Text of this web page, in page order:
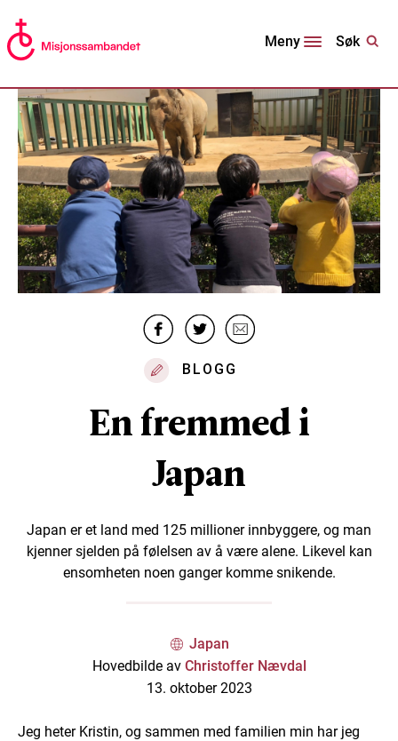
Meny Søk
BLOGG
En fremmed i
Japan
Japan er et land med 125 millioner innbyggere, og man
kjenner sjelden på følelsen av å være alene. Likevel kan
ensomheten noen ganger komme snikende.
Japan
Hovedbilde av Christoffer Nævdal
13. oktober 2023
Jeg heter Kristin, og sammen med familien min har jeg